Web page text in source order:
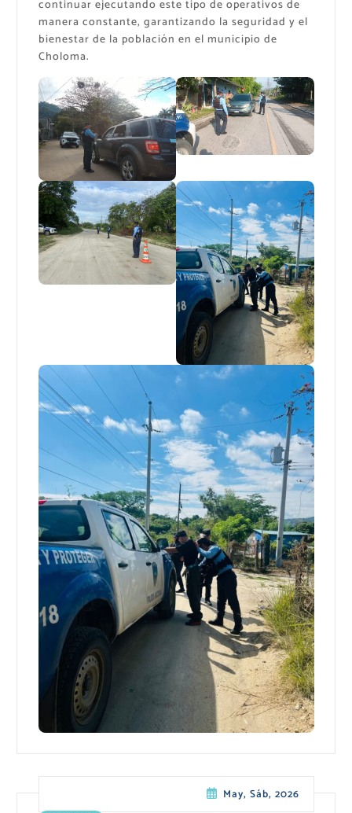
continuar ejecutando este tipo de operativos de
manera constante, garantizando la seguridad y el
bienestar de la población en el municipio de
Choloma.
May, Sáb, 2026